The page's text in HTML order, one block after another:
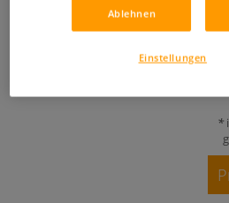
g/qm). Satiniert, glatt und ideal für
Tusche. Perfekt für unterwegs und
Ablehnen
Einstellungen